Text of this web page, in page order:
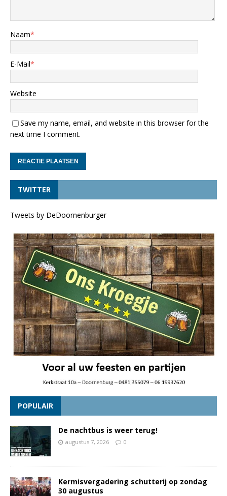
Naam*
E-Mail*
Website
Save my name, email, and website in this browser for the
next time I comment.
TWITTER
Tweets by DeDoornenburger
POPULAIR
De nachtbus is weer terug!
augustus 7, 2026 0
Kermisvergadering schutterij op zondag
30 augustus